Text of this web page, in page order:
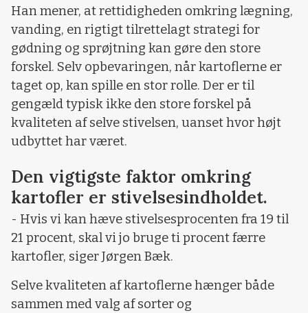
Han mener, at rettidigheden omkring lægning,
vanding, en rigtigt tilrettelagt strategi for
gødning og sprøjtning kan gøre den store
forskel. Selv opbevaringen, når kartoflerne er
taget op, kan spille en stor rolle. Der er til
gengæld typisk ikke den store forskel på
kvaliteten af selve stivelsen, uanset hvor højt
udbyttet har været.
Den vigtigste faktor omkring
kartofler er stivelsesindholdet.
- Hvis vi kan hæve stivelsesprocenten fra 19 til
21 procent, skal vi jo bruge ti procent færre
kartofler, siger Jørgen Bæk.
Selve kvaliteten af kartoflerne hænger både
sammen med valg af sorter og